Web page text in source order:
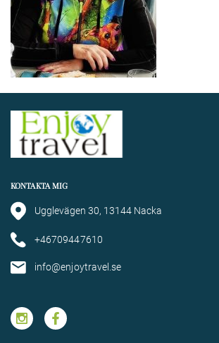
KONTAKTA MIG
Ugglevägen 30, 13144 Nacka
+46709447610
info@enjoytravel.se